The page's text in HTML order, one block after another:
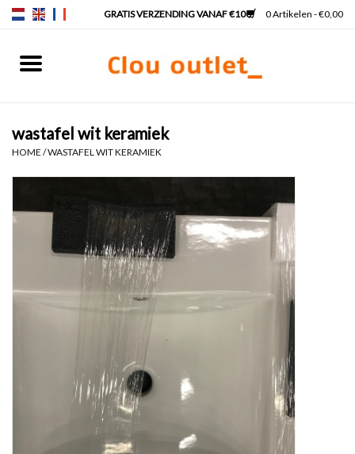
0 Artikelen - €0,00
Kranen & sifons
Badkamermeubels
Spiegels
Badkamer accessoires
wastafel wit keramiek
HOME /WASTAFEL WIT KERAMIEK